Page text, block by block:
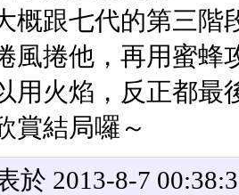
概跟七代的第三階
風捲他，再用蜜蜂
用火焰，反正都最
賞結局囉～
於 2013-8-7